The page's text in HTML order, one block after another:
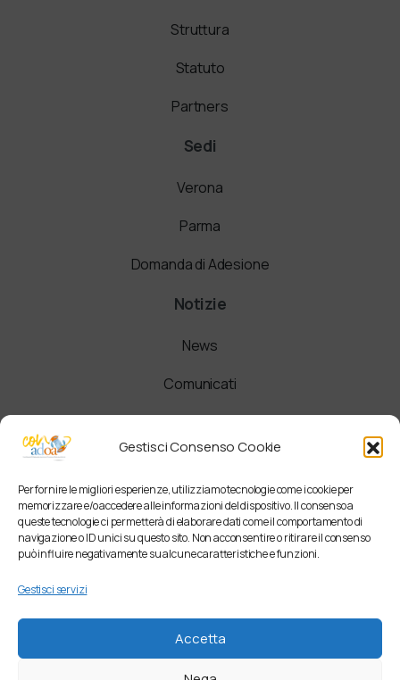
Gestisci Consenso Cookie
Per fornire le migliori esperienze, utilizziamo tecnologie come i cookie per
memorizzare e/o accedere alle informazioni del dispositivo. Il consenso a
queste tecnologie ci permetterà di elaborare dati come il comportamento di
navigazione o ID unici su questo sito. Non acconsentire o ritirare il consenso
può influire negativamente su alcune caratteristiche e funzioni.
Gestisci servizi
Accetta
Struttura
Statuto
Partners
Sedi
Verona
Parma
Domanda di Adesione
Notizie
News
Comunicati